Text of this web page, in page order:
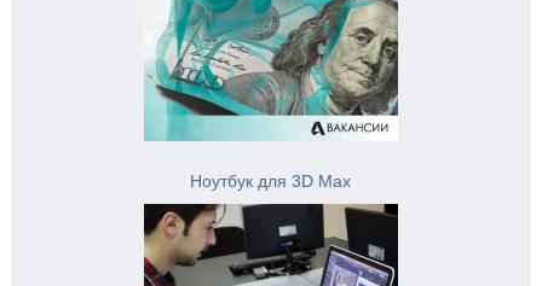
Ноутбук для 3D Max